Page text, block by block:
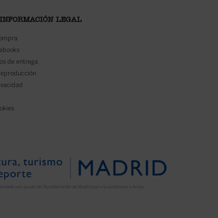
LEGAL
de entrega
una ayuda del Ayuntamiento de Madrid para la asistencia a ferias